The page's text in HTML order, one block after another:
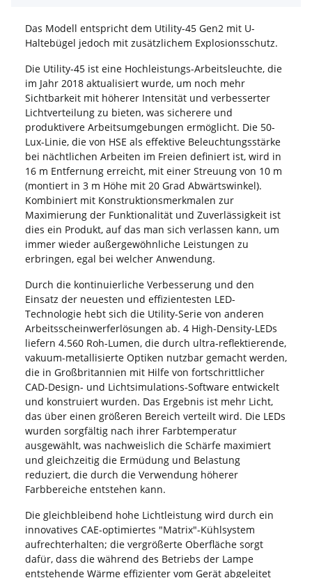
Das Modell entspricht dem Utility-45 Gen2 mit U-
Haltebügel jedoch mit zusätzlichem Explosionsschutz.
Die Utility-45 ist eine Hochleistungs-Arbeitsleuchte, die
im Jahr 2018 aktualisiert wurde, um noch mehr
Sichtbarkeit mit höherer Intensität und verbesserter
Lichtverteilung zu bieten, was sicherere und
produktivere Arbeitsumgebungen ermöglicht. Die 50-
Lux-Linie, die von HSE als effektive Beleuchtungsstärke
bei nächtlichen Arbeiten im Freien definiert ist, wird in
16 m Entfernung erreicht, mit einer Streuung von 10 m
(montiert in 3 m Höhe mit 20 Grad Abwärtswinkel).
Kombiniert mit Konstruktionsmerkmalen zur
Maximierung der Funktionalität und Zuverlässigkeit ist
dies ein Produkt, auf das man sich verlassen kann, um
immer wieder außergewöhnliche Leistungen zu
erbringen, egal bei welcher Anwendung.
Durch die kontinuierliche Verbesserung und den
Einsatz der neuesten und effizientesten LED-
Technologie hebt sich die Utility-Serie von anderen
Arbeitsscheinwerferlösungen ab. 4 High-Density-LEDs
liefern 4.560 Roh-Lumen, die durch ultra-reflektierende,
vakuum-metallisierte Optiken nutzbar gemacht werden,
die in Großbritannien mit Hilfe von fortschrittlicher
CAD-Design- und Lichtsimulations-Software entwickelt
und konstruiert wurden. Das Ergebnis ist mehr Licht,
das über einen größeren Bereich verteilt wird. Die LEDs
wurden sorgfältig nach ihrer Farbtemperatur
ausgewählt, was nachweislich die Schärfe maximiert
und gleichzeitig die Ermüdung und Belastung
reduziert, die durch die Verwendung höherer
Farbbereiche entstehen kann.
Die gleichbleibend hohe Lichtleistung wird durch ein
innovatives CAE-optimiertes "Matrix"-Kühlsystem
aufrechterhalten; die vergrößerte Oberfläche sorgt
dafür, dass die während des Betriebs der Lampe
entstehende Wärme effizienter vom Gerät abgeleitet